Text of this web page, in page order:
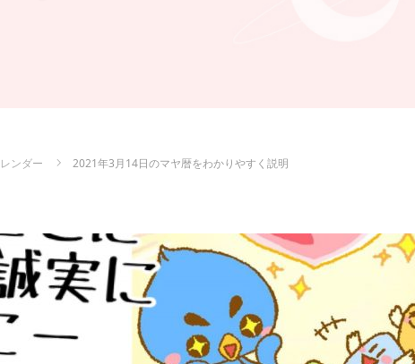
ンダー 2021年3月14日のマヤ暦をわかりやすく説明